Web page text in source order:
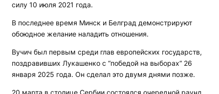
силу 10 июля 2021 года.
В последнее время Минск и Белград демонстрируют
обоюдное желание наладить отношения.
Вучич был первым среди глав европейских государств,
поздравивших Лукашенко с “победой на выборах“ 26
января 2025 года. Он сделал это двумя днями позже.
20 марта в столице Сербии состоялся очередной раунд